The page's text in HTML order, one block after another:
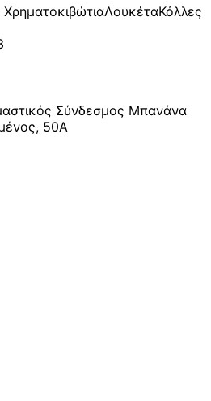
ΧρηματοκιβώτιαΛουκέταΚόλλες
Σύνδεσμος Μπανάνα
50A